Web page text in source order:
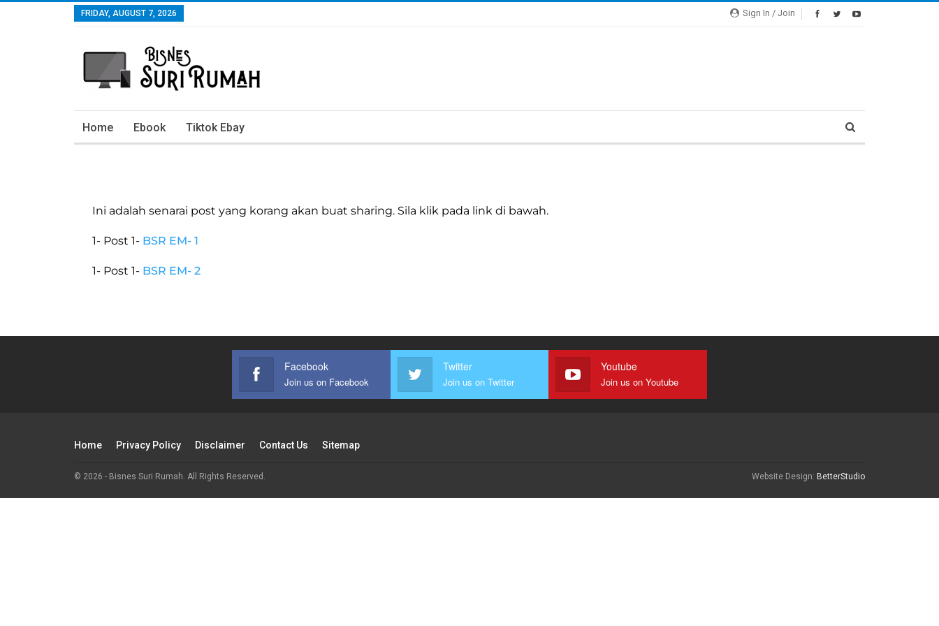
Sign In / Join
FRIDAY, AUGUST 7, 2026
Home Ebook Tiktok Ebay
Ini adalah senarai post yang korang akan buat sharing. Sila klik pada link di bawah.
1- Post 1- BSR EM- 1
1- Post 1- BSR EM- 2
Facebook
Join us on Facebook
Twitter
Join us on Twitter
Youtube
Join us on Youtube
Home Privacy Policy Disclaimer Contact Us Sitemap
© 2026 - Bisnes Suri Rumah. All Rights Reserved. Website Design: BetterStudio